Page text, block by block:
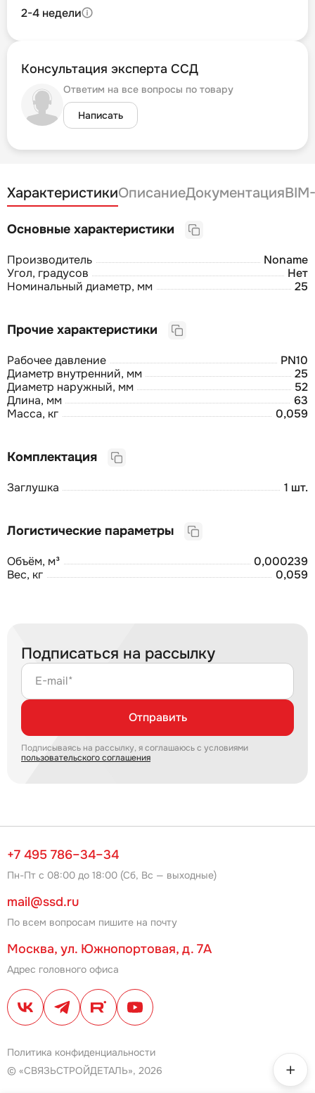
2-4 недели
Консультация эксперта ССД
Ответим на все вопросы по товару
Написать
ХарактеристикиОписаниеДокументация
Основные характеристики
Производитель
Noname
Угол, градусов
Нет
Номинальный диаметр, мм
25
Прочие характеристики
Рабочее давление
PN10
Диаметр внутренний, мм
25
Диаметр наружный, мм
52
Длина, мм
63
Масса, кг
0,059
Комплектация
Заглушка 1 шт.
Логистические параметры
Объём, м³
0,000239
Вес, кг
0,059
Подписаться на рассылку
E-mail*
Отправить
Подписываясь на рассылку, я соглашаюсь с условиями
пользовательского соглашения
+7 495 786–34–34
Пн-Пт с 08:00 до 18:00 (Сб, Вс — выходные)
mail@ssd.ru
По всем вопросам пишите на почту
Москва, ул. Южнопортовая, д. 7А
Адрес головного офиса
Политика конфиденциальности
© «СВЯЗЬСТРОЙДЕТАЛЬ», 2026